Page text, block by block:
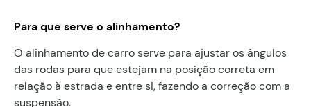
Para que serve o alinhamento?
O alinhamento de carro serve para ajustar os ângulos
das rodas para que estejam na posição correta em
relação à estrada e entre si, fazendo a correção com a
suspensão.